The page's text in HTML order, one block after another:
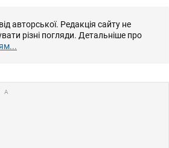
авторської. Редакція сайту не
різні погляди. Детальніше про